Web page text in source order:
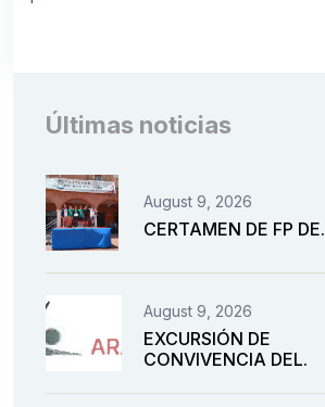
Últimas noticias
August 9, 2026
CERTAMEN DE FP DE.
August 9, 2026
EXCURSIÓN DE
CONVIVENCIA DEL.